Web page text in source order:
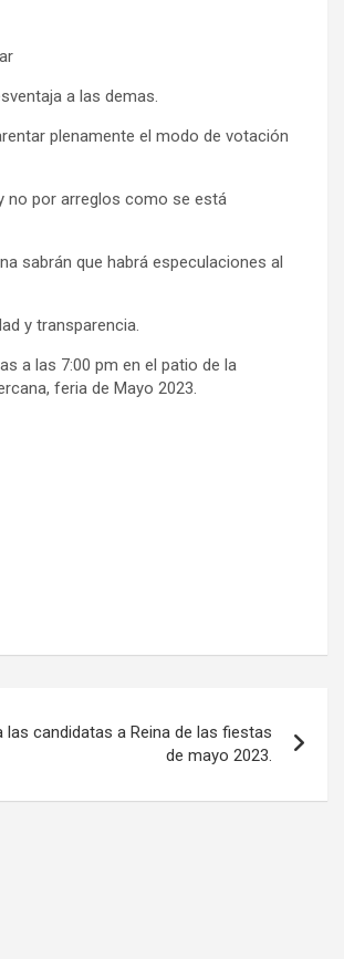
a las demas.
plenamente el modo de votación
no por arreglos como se está
sabrán que habrá especulaciones al
y transparencia.
a las 7:00 pm en el patio de la
feria de Mayo 2023.
las candidatas a Reina de las fiestas
de mayo 2023.